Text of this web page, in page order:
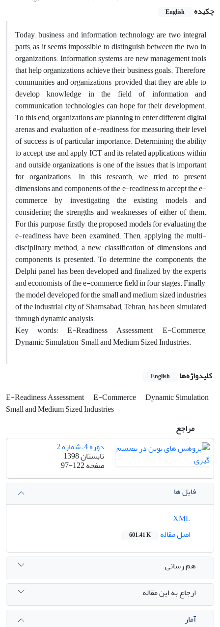
چکیده
English
Today, business and information technology are two integral
parts, as it seems impossible to distinguish between the two in
organizations. Information systems are new management tools
that help organizations achieve their business goals. Therefore,
communities and organizations, provided that they are able to
develop knowledge in the field of information and
communication technologies can hope for their development.
To this end, organizations are planning to enter different digital
arenas and evaluation of e-readiness for measuring their level
of success is of particular importance. Determining the ability
to accept, use and apply ICT and its related applications within
and outside organizations is one of the issues that is important
for organizations. In this research, we tried to present
dimensions and components of the e-readiness to accept the e-
commerce by investigating the existing models and
considering the strengths and weaknesses of either of them.
For this purpose, firstly, the proposed models for evaluating the
e-readiness have been examined. Then, applying the multi-
disciplinary method, a new classification of dimensions and
components is presented. To determine the components, the
Delphi panel has been developed and finalized by the experts
and economists of the e-commerce field in four stages. Finally,
the model developed for the small and medium sized industries
of the industrial city of Shamsabad, Tehran, has been simulated
through dynamic analysis.
Key words: E-Readiness Assessment, E-Commerce,
Dynamic Simulation, Small and Medium Sized Industries.
کلیدواژه‌ها English
E-Readiness Assessment E-Commerce
Dynamic Simulation
Small and Medium Sized Industries
مراجع
دوره 4، شماره 2
تابستان 1398
صفحه97-122
فایل ها
اصل مقاله
601.41 K
هم رسانی
ارجاع به این مقاله
آمار